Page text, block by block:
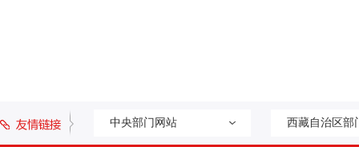
中央部门网站 西藏自治区部